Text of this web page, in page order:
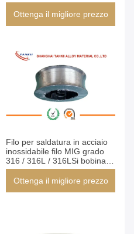
Ottenga il migliore prezzo
Filo per saldatura in acciaio
inossidabile filo MIG grado
316 / 316L / 316LSi bobina
da 15 kg resistente alla
corrosione
Ottenga il migliore prezzo